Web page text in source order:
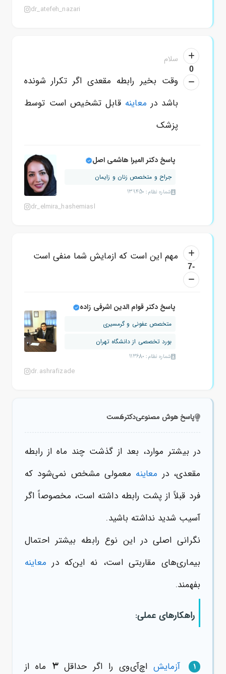
dr_atefeh_nazari
0
سلام
وقت بخیر رابطه مقعدی اگر تکرار شونده
باشد در معاینه قابل تشخیص است توسط
پزشک
پاسخ دکتر المیرا هاشمی اصل
جراح و متخصص زنان و زایمان
شماره نظام: 139450
dr_elmira_hashemiasl
-7
مهم این است که ازمایش شما منفی است
پاسخ دکتر قوام الدین اشرفی زاده
متخصص عفونی و گرمسیری
بورد تخصصی از دانشگاه تهران
شماره نظام: 113680
dr.ashrafizade
پاسخ هوش مصنوعیدکترهَست
در بیشتر موارد، بعد از گذشت چند ماه از رابطه
مقعدی، در معاینه معمولی مشخص نمی‌شود که
فرد قبلاً از پشت رابطه داشته است، مخصوصاً اگر
آسیب شدید نداشته باشید.
نگرانی اصلی در این نوع رابطه بیشتر احتمال
بیماری‌های مقاربتی است، نه این‌که در معاینه
بفهمند.
راهکارهای عملی:
۱ آزمایش اچ‌آی‌وی را اگر حداقل۳ ماه از